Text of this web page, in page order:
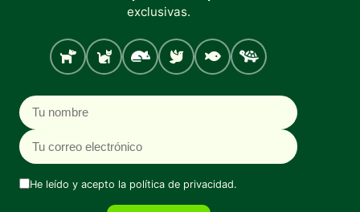
exclusivas.
Perro Gato Roedores
Aves PecesTortugas
Nombre
Correo electrónico
He leído y acepto la política de privacidad.